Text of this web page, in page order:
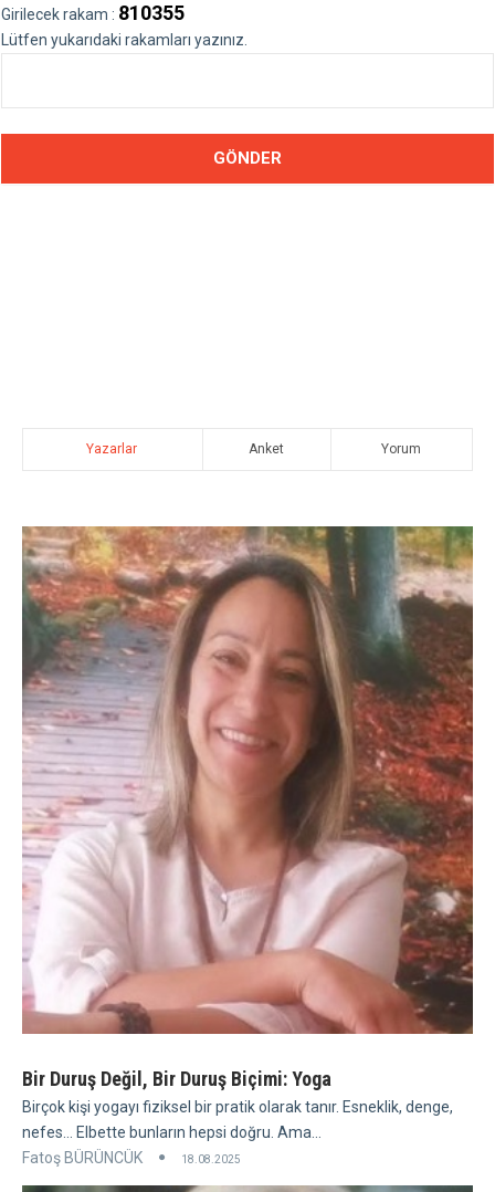
Girilecek rakam : 810355
Lütfen yukarıdaki rakamları yazınız.
Yazarlar Anket Yorum
Bir Duruş Değil, Bir Duruş Biçimi: Yoga
Birçok kişi yogayı fiziksel bir pratik olarak tanır. Esneklik, denge,
nefes... Elbette bunların hepsi doğru. Ama...
Fatoş BÜRÜNCÜK
18.08.2025